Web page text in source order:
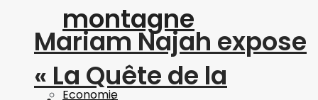
Mariam Najah expose
« La Quête de la
montagne
Economie